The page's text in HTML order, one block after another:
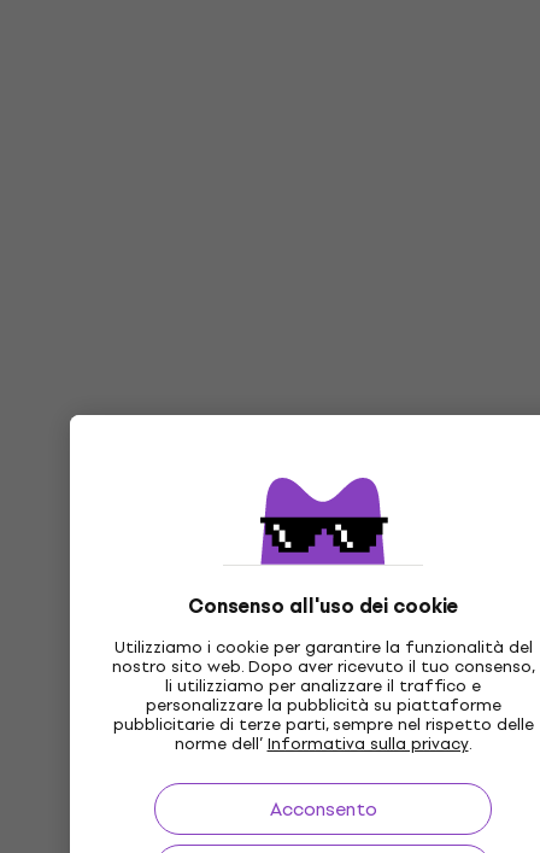
Consenso all'uso dei cookie
Utilizziamo i cookie per garantire la funzionalità del
nostro sito web. Dopo aver ricevuto il tuo consenso,
li utilizziamo per analizzare il traffico e
personalizzare la pubblicità su piattaforme
pubblicitarie di terze parti, sempre nel rispetto delle
norme dell’Informativa sulla privacy.
Acconsento